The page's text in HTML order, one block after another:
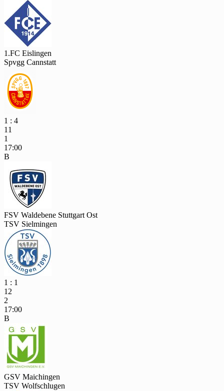
1.FC Eislingen
Spvgg Cannstatt
1 : 4
11
1
17:00
B
FSV Waldebene Stuttgart Ost
TSV Sielmingen
1 : 1
12
2
17:00
B
GSV Maichingen
TSV Wolfschlugen